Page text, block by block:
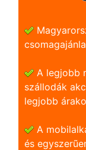
A legjobb
szállodák
legjobb
A
és